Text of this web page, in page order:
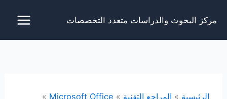
مركز البحوث والدراسات متعدد التخصصات
الرئيسية المراجع التقنية
Microsoft Office